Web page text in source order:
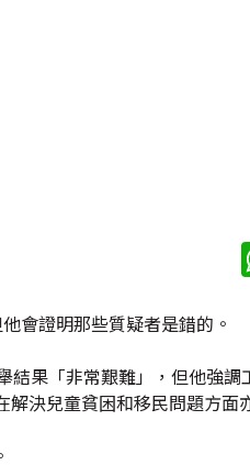
會證明那些質疑者是錯的。
果「非常艱難」，但他強調
決兒童貧困和移民問題方面